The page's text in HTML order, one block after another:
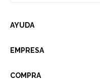
AYUDA
EMPRESA
COMPRA